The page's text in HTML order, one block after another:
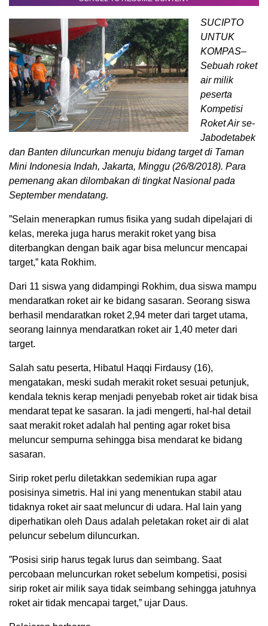
SUCIPTO
UNTUK
KOMPAS–
Sebuah roket
air milik
peserta
Kompetisi
Roket Air se-
Jabodetabek
dan Banten diluncurkan menuju bidang target di Taman
Mini Indonesia Indah, Jakarta, Minggu (26/8/2018). Para
pemenang akan dilombakan di tingkat Nasional pada
September mendatang.
”Selain menerapkan rumus fisika yang sudah dipelajari di
kelas, mereka juga harus merakit roket yang bisa
diterbangkan dengan baik agar bisa meluncur mencapai
target,” kata Rokhim.
Dari 11 siswa yang didampingi Rokhim, dua siswa mampu
mendaratkan roket air ke bidang sasaran. Seorang siswa
berhasil mendaratkan roket 2,94 meter dari target utama,
seorang lainnya mendaratkan roket air 1,40 meter dari
target.
Salah satu peserta, Hibatul Haqqi Firdausy (16),
mengatakan, meski sudah merakit roket sesuai petunjuk,
kendala teknis kerap menjadi penyebab roket air tidak bisa
mendarat tepat ke sasaran. Ia jadi mengerti, hal-hal detail
saat merakit roket adalah hal penting agar roket bisa
meluncur sempurna sehingga bisa mendarat ke bidang
sasaran.
Sirip roket perlu diletakkan sedemikian rupa agar
posisinya simetris. Hal ini yang menentukan stabil atau
tidaknya roket air saat meluncur di udara. Hal lain yang
diperhatikan oleh Daus adalah peletakan roket air di alat
peluncur sebelum diluncurkan.
”Posisi sirip harus tegak lurus dan seimbang. Saat
percobaan meluncurkan roket sebelum kompetisi, posisi
sirip roket air milik saya tidak seimbang sehingga jatuhnya
roket air tidak mencapai target,” ujar Daus.